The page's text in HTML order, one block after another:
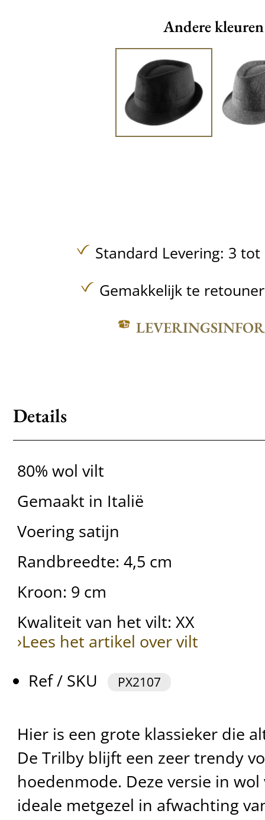
Andere kleuren
Standard Levering: 3
Gemakkelijk te
Details
80% wol vilt
Gemaakt in Italië
Voering satijn
Randbreedte: 4,5 cm
Kroon: 9 cm
Kwaliteit van het vilt: XX
›Lees het artikel over vilt
Ref / SKU
PX2107
Hier is een grote klassieker die
De Trilby blijft een zeer trendy
hoedenmode. Deze versie in
ideale metgezel in afwachting